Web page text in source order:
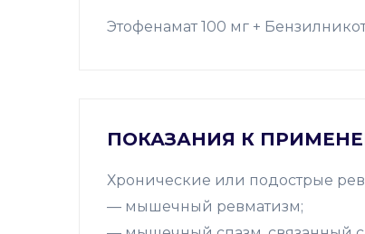
Этофенамат 100 мг +
ПОКАЗАНИЯ К
Хронические или подострые
— мышечный ревматизм;